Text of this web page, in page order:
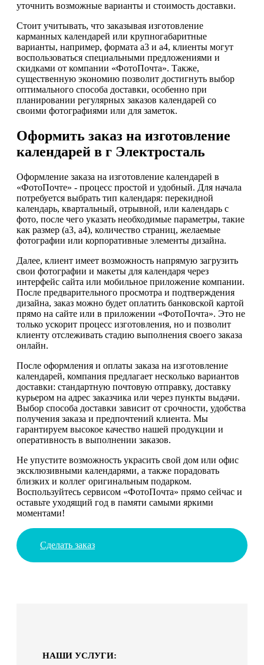
уточнить возможные варианты и стоимость доставки.
Стоит учитывать, что заказывая изготовление
карманных календарей или крупногабаритные
варианты, например, формата а3 и а4, клиенты могут
воспользоваться специальными предложениями и
скидками от компании «ФотоПочта». Также,
существенную экономию позволит достигнуть выбор
оптимального способа доставки, особенно при
планировании регулярных заказов календарей со
своими фотографиями или для заметок.
Оформить заказ на изготовление
календарей в г Электросталь
Оформление заказа на изготовление календарей в
«ФотоПочте» - процесс простой и удобный. Для начала
потребуется выбрать тип календаря: перекидной
календарь, квартальный, отрывной, или календарь с
фото, после чего указать необходимые параметры, такие
как размер (а3, а4), количество страниц, желаемые
фотографии или корпоративные элементы дизайна.
Далее, клиент имеет возможность напрямую загрузить
свои фотографии и макеты для календаря через
интерфейс сайта или мобильное приложение компании.
После предварительного просмотра и подтверждения
дизайна, заказ можно будет оплатить банковской картой
прямо на сайте или в приложении «ФотоПочта». Это не
только ускорит процесс изготовления, но и позволит
клиенту отслеживать стадию выполнения своего заказа
онлайн.
После оформления и оплаты заказа на изготовление
календарей, компания предлагает несколько вариантов
доставки: стандартную почтовую отправку, доставку
курьером на адрес заказчика или через пункты выдачи.
Выбор способа доставки зависит от срочности, удобства
получения заказа и предпочтений клиента. Мы
гарантируем высокое качество нашей продукции и
оперативность в выполнении заказов.
Не упустите возможность украсить свой дом или офис
эксклюзивными календарями, а также порадовать
близких и коллег оригинальным подарком.
Воспользуйтесь сервисом «ФотоПочта» прямо сейчас и
оставьте уходящий год в памяти самыми яркими
моментами!
Сделать заказ
НАШИ УСЛУГИ: